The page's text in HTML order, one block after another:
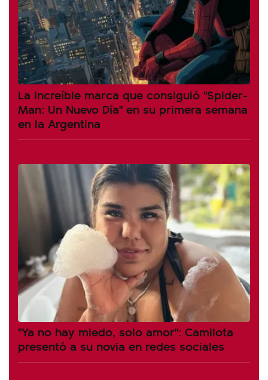
La increíble marca que consiguió "Spider-
Man: Un Nuevo Día" en su primera semana
en la Argentina
"Ya no hay miedo, solo amor": Camilota
presentó a su novia en redes sociales